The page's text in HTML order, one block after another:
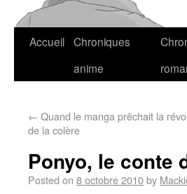
Accueil Chroniques
anime
← Quand le manga prêchait la
de la colère
Ponyo, le conte
Posted on 8 octobre 2010by